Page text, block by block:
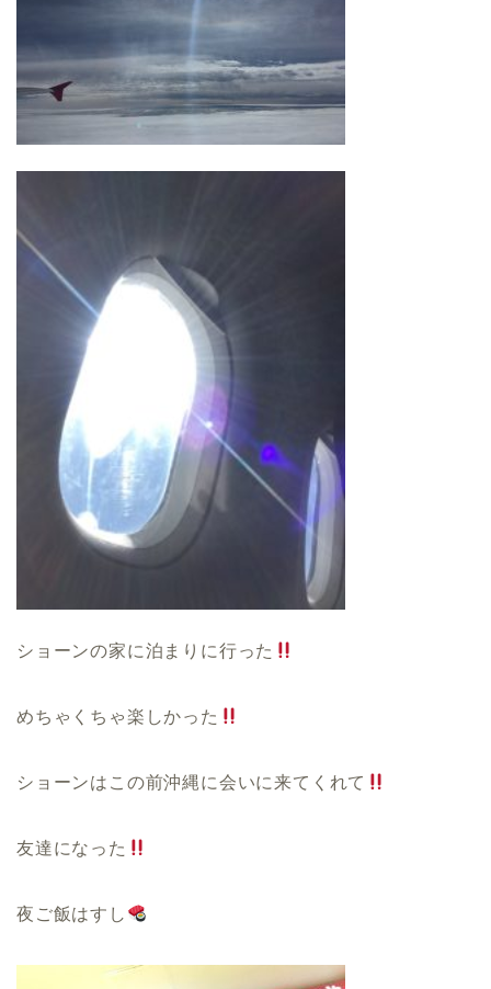
ショーンの家に泊まりに行った
めちゃくちゃ楽しかった
ショーンはこの前沖縄に会いに来てくれて
友達になった
夜ご飯はすし